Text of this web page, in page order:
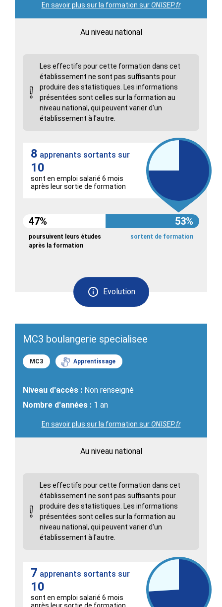
En savoir plus sur la formation surONISEP.fr
Au niveau national
Les effectifs pour cette formation dans cet
établissement ne sont pas suffisants pour
produire des statistiques. Les informations
présentées sont celles sur la formation au
niveau national, qui peuvent varier d'un
établissement à l'autre.
Evolution
8 apprenants sortants sur
10
sont en emploi salarié 6 mois
après leur sortie de formation
47% 53%
poursuivent leurs études
après la formation
sortent de formation
MC3 boulangerie specialisee
MC3 Apprentissage
Niveau d'accès : Non renseigné
Nombre d'années : 1 an
En savoir plus sur la formation surONISEP.fr
Au niveau national
Les effectifs pour cette formation dans cet
établissement ne sont pas suffisants pour
produire des statistiques. Les informations
présentées sont celles sur la formation au
niveau national, qui peuvent varier d'un
établissement à l'autre.
7 apprenants sortants sur
10
sont en emploi salarié 6 mois